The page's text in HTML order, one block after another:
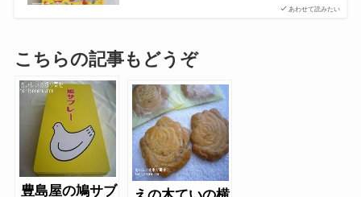
あわせて読みたい
こちらの記事もどうぞ
豊島屋の鳩サブ